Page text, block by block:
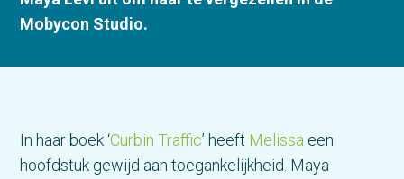
Mobycon Studio.
In haar boek ‘Curbin Traffic’ heeft Melissa een
hoofdstuk gewijd aan toegankelijkheid. Maya